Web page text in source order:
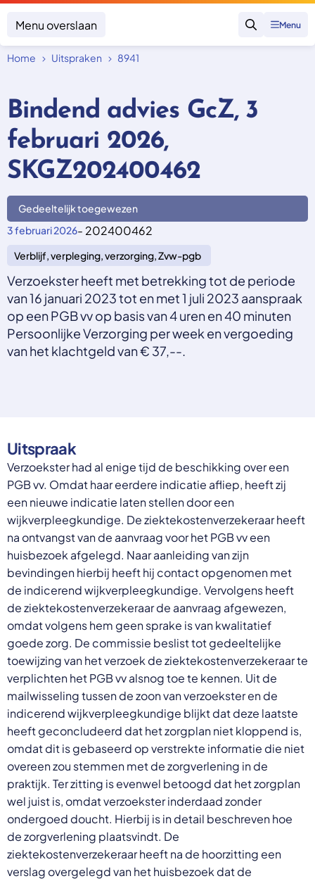
Menu overslaan
Zoeken
Menu
Onderwerpen
Zorgverzekering afsluiten
Vergoeding van zorg
Zorg in het buitenland
Geen zorgverzekering
Overheid moet proactief
ondersteuning bieden bij schulden, niet
straffen
Schrap de opslag op de zorgpremie voor mensen die
niet kunnen betalen en bied proactieve
ondersteuning, zoals automatische zorgtoeslag. Zo
voorkomt de overheid schulden, vermindert stress
en blijft noodzakelijke zorg toegankelijk.
Lees meer
Focus en impact
Uitspraken
Over SKGZ
Nieuws
Casussen
Vacatures
Contact
Select a language
Nederlands
Українська
русский
Espanol
Francais
Home Uitspraken 8941
Bindend advies GcZ, 3
februari 2026,
SKGZ202400462
Gedeeltelijk toegewezen
3 februari 2026- 202400462
Verblijf, verpleging, verzorging, Zvw-pgb
Verzoekster heeft met betrekking tot de periode
van 16 januari 2023 tot en met 1 juli 2023 aanspraak
op een PGB vv op basis van 4 uren en 40 minuten
Persoonlijke Verzorging per week en vergoeding
van het klachtgeld van € 37,--.
Uitspraak
Verzoekster had al enige tijd de beschikking over een
PGB vv. Omdat haar eerdere indicatie afliep, heeft zij
een nieuwe indicatie laten stellen door een
wijkverpleegkundige. De ziektekostenverzekeraar heeft
na ontvangst van de aanvraag voor het PGB vv een
huisbezoek afgelegd. Naar aanleiding van zijn
bevindingen hierbij heeft hij contact opgenomen met
de indicerend wijkverpleegkundige. Vervolgens heeft
de ziektekostenverzekeraar de aanvraag afgewezen,
omdat volgens hem geen sprake is van kwalitatief
goede zorg. De commissie beslist tot gedeeltelijke
toewijzing van het verzoek de ziektekostenverzekeraar te
verplichten het PGB vv alsnog toe te kennen. Uit de
mailwisseling tussen de zoon van verzoekster en de
indicerend wijkverpleegkundige blijkt dat deze laatste
heeft geconcludeerd dat het zorgplan niet kloppend is,
omdat dit is gebaseerd op verstrekte informatie die niet
overeen zou stemmen met de zorgverlening in de
praktijk. Ter zitting is evenwel betoogd dat het zorgplan
wel juist is, omdat verzoekster inderdaad zonder
ondergoed doucht. Hierbij is in detail beschreven hoe
de zorgverlening plaatsvindt. De
ziektekostenverzekeraar heeft na de hoorzitting een
verslag overgelegd van het huisbezoek dat de